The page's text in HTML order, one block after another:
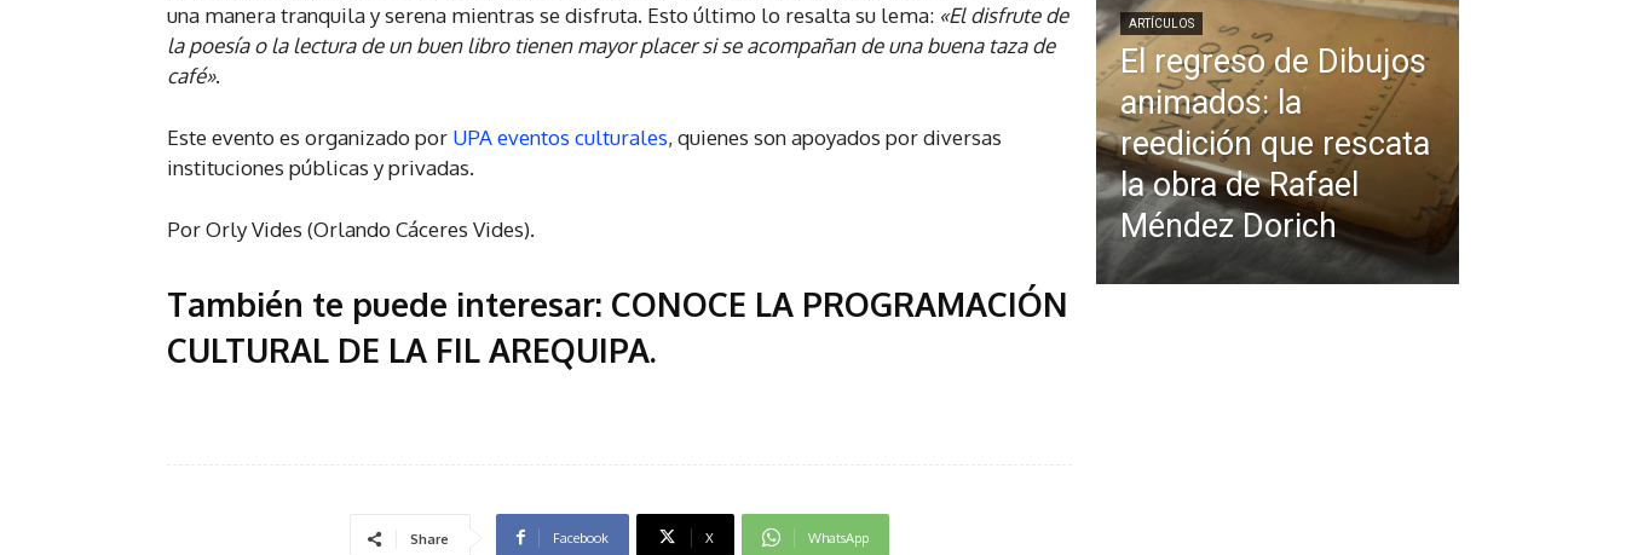
una manera tranquila y serena mientras se disfruta. Esto último lo resalta su lema: «El disfrute de
la poesía o la lectura de un buen libro tienen mayor placer si se acompañan de una buena taza de
café».
Este evento es organizado por UPA eventos culturales, quienes son apoyados por diversas
instituciones públicas y privadas.
Por Orly Vides (Orlando Cáceres Vides).
También te puede interesar: CONOCE LA PROGRAMACIÓN
CULTURAL DE LA FIL AREQUIPA.
Share Facebook X WhatsApp
ARTÍCULOS
El regreso de Dibujos
animados: la
reedición que rescata
la obra de Rafael
Méndez Dorich